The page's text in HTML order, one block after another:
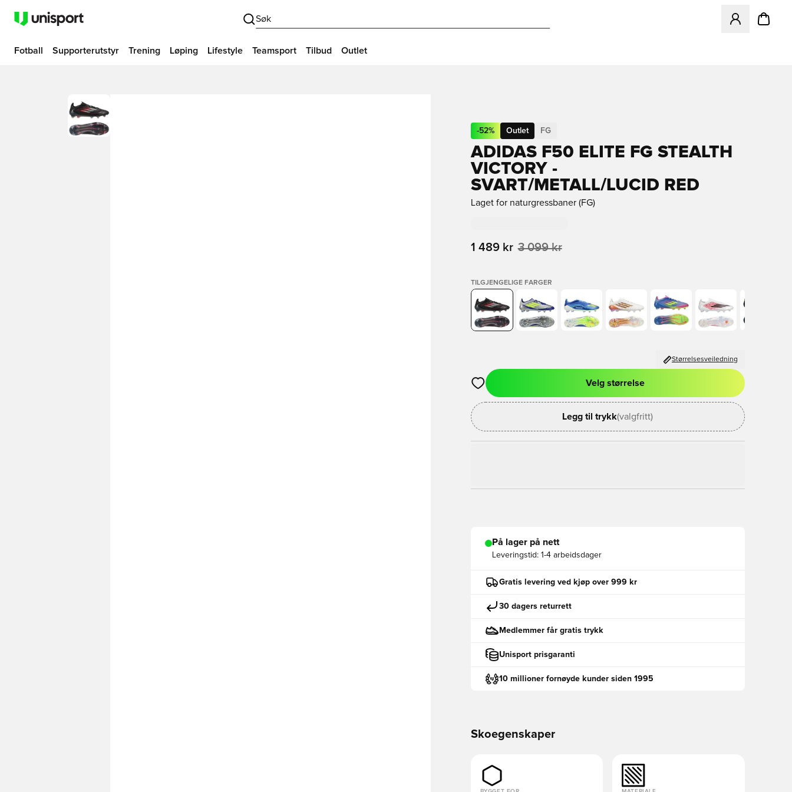
Søk
Åpner en
Fotball Supporterutstyr Trening Løping Lifestyle Teamsport Tilbud Outlet
-52% Outlet FG
ADIDAS F50 ELITE FG STEALTH
VICTORY -
SVART/METALL/LUCID RED
Laget for naturgressbaner (FG)
1 489 kr 3 099 kr
TILGJENGELIGE FARGER
Størrelsesveiledning
Åpner en Modal for å logge inn eller registrere deg som medlem
Velg størrelse
Legg til trykk(valgfritt)
På lager på nett
Leveringstid: 1-4 arbeidsdager
Gratis levering ved kjøp over 999 kr
30 dagers returrett
Medlemmer får gratis trykk
Unisport prisgaranti
10 millioner fornøyde kunder siden 1995
Skoegenskaper